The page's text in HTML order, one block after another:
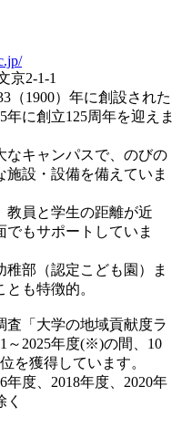
京2-1-1
（1900）年に創設された
年に創立125周年を迎えま
なキャンパスで、のびの
設・設備を備えていま
教員と学生の距離が近
でもサポートしていま
稚部（認定こども園）ま
も特徴的。
査「大学の地域貢献度ラ
～2025年度(※)の間、10
を獲得しています。
度、2018年度、2020年
く